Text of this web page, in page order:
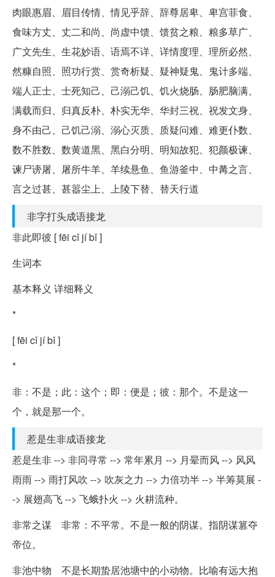
肉眼惠眉、眉目传情、情见乎辞、辞尊居卑、卑宫菲食、
食味方丈、丈二和尚、尚虚中馈、馈贫之粮、粮多草广、
广文先生、生花妙语、语焉不详、详情度理、理所必然、
然糠自照、照功行赏、赏奇析疑、疑神疑鬼、鬼计多端、
端人正士、士死知己、己溺己饥、饥火烧肠、肠肥脑满、
满载而归、归真反朴、朴实无华、华封三祝、祝发文身、
身不由己、己饥己溺、溺心灭质、质疑问难、难更仆数、
数不胜数、数黄道黑、黑白分明、明知故犯、犯颜极谏、
谏尸谤屠、屠所牛羊、羊续悬鱼、鱼游釜中、中冓之言、
言之过甚、甚嚣尘上、上陵下替、替天行道
非字打头成语接龙
非此即彼 [ fēi cǐ jí bǐ ]
生词本
基本释义 详细释义
*
[ fēi cǐ jí bǐ ]
*
非：不是；此：这个；即：便是；彼：那个。不是这一
个，就是那一个。
惹是生非成语接龙
惹是生非 --> 非同寻常 --> 常年累月 --> 月晕而风 --> 风风
雨雨 --> 雨打风吹 --> 吹灰之力 --> 力倍功半 --> 半筹莫展 -
-> 展翅高飞 --> 飞蛾扑火 --> 火耕流种。
非常之谋 非常：不平常。不是一般的阴谋。指阴谋篡夺
帝位。
非池中物 不是长期蛰居池塘中的小动物。比喻有远大抱